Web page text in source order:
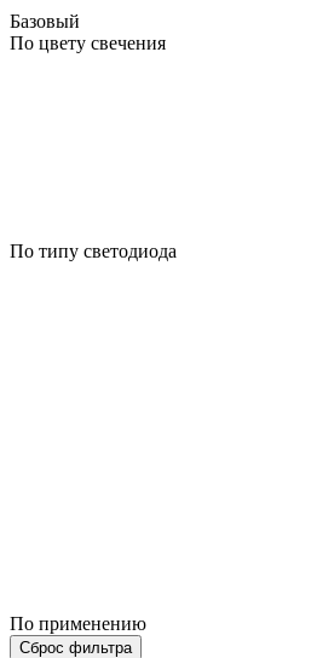
Базовый
По цвету свечения
По типу светодиода
По применению
Сброс фильтра